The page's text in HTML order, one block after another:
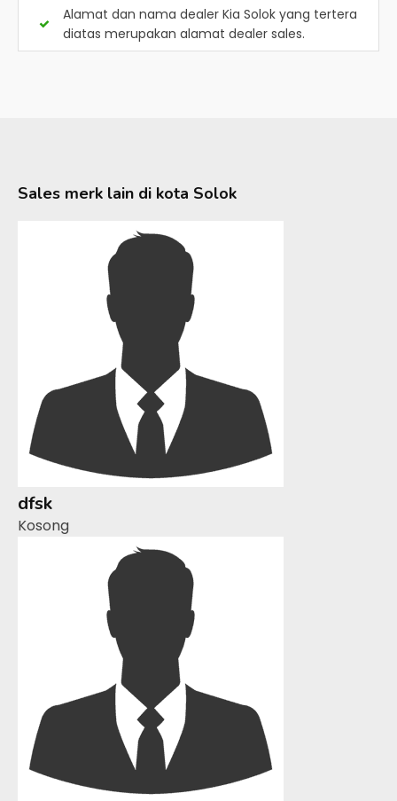
Alamat dan nama dealer Kia Solok yang tertera
diatas merupakan alamat dealer sales.
Sales merk lain di kota Solok
dfsk
Kosong